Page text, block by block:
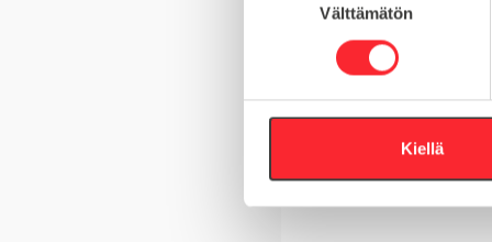
k
Välttämätön
Kiellä
Kysy tuotteista:
Asiakaspalvelu 8-
+358 10 5262
Tai lähetä